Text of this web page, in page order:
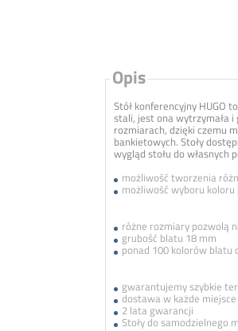
Opis
Stół konferencyjny HUGO
stali, jest ona wytrzymała i
rozmiarach, dzięki czemu
bankietowych. Stoły
wygląd stołu do własnych
możliwość tworzenia
możliwość wyboru
różne rozmiary pozwolą
grubość blatu 18 mm
ponad 100 kolorów blatu
gwarantujemy szybkie
dostawa w każde
2 lata gwarancji
Stoły do samodzielnego